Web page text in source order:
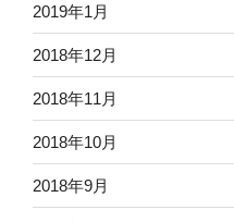
2019年1月
2018年12月
2018年11月
2018年10月
2018年9月